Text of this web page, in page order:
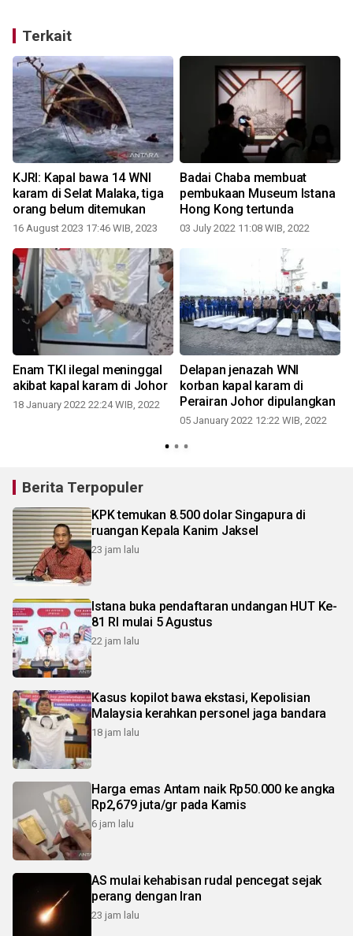
Terkait
KJRI: Kapal bawa 14 WNI
karam di Selat Malaka, tiga
orang belum ditemukan
16 August 2023 17:46 WIB, 2023
Badai Chaba membuat
pembukaan Museum Istana
Hong Kong tertunda
03 July 2022 11:08 WIB, 2022
Enam TKI ilegal meninggal
akibat kapal karam di Johor
18 January 2022 22:24 WIB, 2022
Delapan jenazah WNI
korban kapal karam di
Perairan Johor dipulangkan
05 January 2022 12:22 WIB, 2022
Berita Terpopuler
KPK temukan 8.500 dolar Singapura di
ruangan Kepala Kanim Jaksel
23 jam lalu
Istana buka pendaftaran undangan HUT Ke-
81 RI mulai 5 Agustus
22 jam lalu
Kasus kopilot bawa ekstasi, Kepolisian
Malaysia kerahkan personel jaga bandara
18 jam lalu
Harga emas Antam naik Rp50.000 ke angka
Rp2,679 juta/gr pada Kamis
6 jam lalu
AS mulai kehabisan rudal pencegat sejak
perang dengan Iran
23 jam lalu